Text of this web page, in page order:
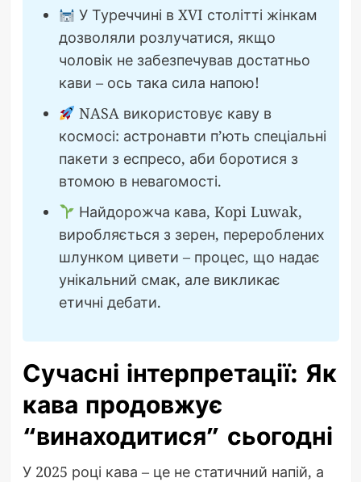
У Туреччині в XVI столітті жінкам
дозволяли розлучатися, якщо
чоловік не забезпечував достатньо
кави – ось така сила напою!
NASA використовує каву в
космосі: астронавти п’ють спеціальні
пакети з еспресо, аби боротися з
втомою в невагомості.
Найдорожча кава, Kopi Luwak,
виробляється з зерен, перероблених
шлунком цивети – процес, що надає
унікальний смак, але викликає
етичні дебати.
Сучасні інтерпретації: Як
кава продовжує
“винаходитися” сьогодні
У 2025 році кава – це не статичний напій, а